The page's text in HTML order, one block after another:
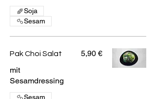
Soja
Sesam
Pak Choi Salat
mit
Sesamdressing
5,90 €
Sesam